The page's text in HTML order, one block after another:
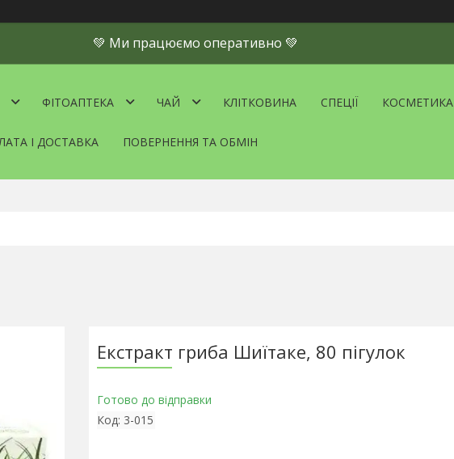
💚 Ми працюємо оперативно 💚
ФІТОАПТЕКА ЧАЙ КЛІТКОВИНА СПЕЦІЇ КОСМЕТИКА
І ДОСТАВКА ПОВЕРНЕННЯ ТА ОБМІН
Екстракт гриба Шиїтаке, 80 пігулок
Готово до відправки
Код: 3-015